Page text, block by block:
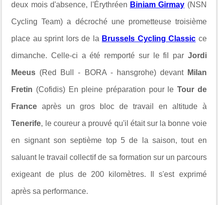
deux mois d'absence, l'Érythréen Biniam Girmay (NSN
Cycling Team) a décroché une prometteuse troisième
place au sprint lors de la Brussels Cycling Classic ce
dimanche. Celle-ci a été remporté sur le fil par Jordi
Meeus (Red Bull - BORA - hansgrohe) devant Milan
Fretin (Cofidis) En pleine préparation pour le Tour de
France après un gros bloc de travail en altitude à
Tenerife, le coureur a prouvé qu'il était sur la bonne voie
en signant son septième top 5 de la saison, tout en
saluant le travail collectif de sa formation sur un parcours
exigeant de plus de 200 kilomètres. Il s'est exprimé
après sa performance.